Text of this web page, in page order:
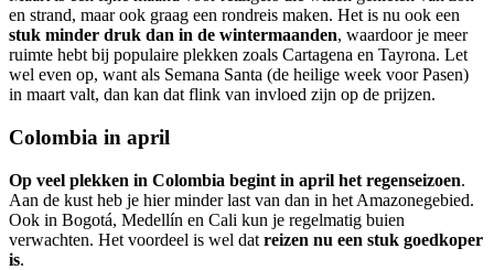
en strand, maar ook graag een rondreis maken. Het is nu ook een
stuk minder druk dan in de wintermaanden, waardoor je meer
ruimte hebt bij populaire plekken zoals Cartagena en Tayrona. Let
wel even op, want als Semana Santa (de heilige week voor Pasen)
in maart valt, dan kan dat flink van invloed zijn op de prijzen.
Colombia in april
Op veel plekken in Colombia begint in april het regenseizoen.
Aan de kust heb je hier minder last van dan in het Amazonegebied.
Ook in Bogotá, Medellín en Cali kun je regelmatig buien
verwachten. Het voordeel is wel dat reizen nu een stuk goedkoper
is.